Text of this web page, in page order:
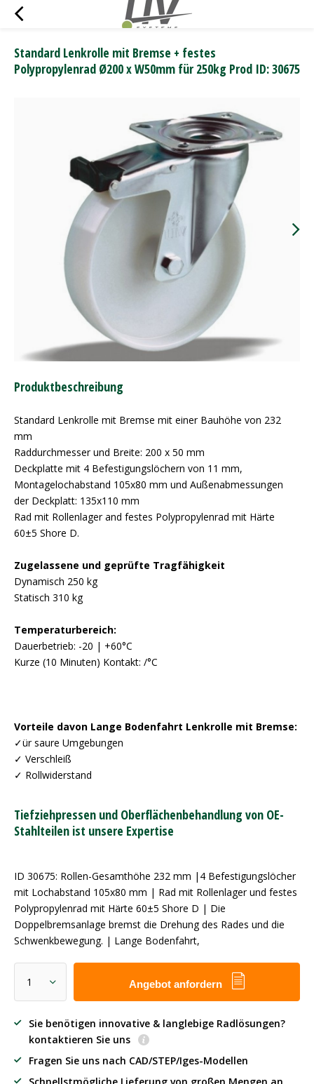
Standard Lenkrolle mit Bremse + festes
Polypropylenrad Ø200 x W50mm für 250kg Prod ID: 30675
Produktbeschreibung
Standard Lenkrolle mit Bremse mit einer Bauhöhe von 232
mm
Raddurchmesser und Breite: 200 x 50 mm
Deckplatte mit 4 Befestigungslöchern von 11 mm,
Montagelochabstand 105x80 mm und Außenabmessungen
der Deckplatt: 135x110 mm
Rad mit Rollenlager and festes Polypropylenrad mit Härte
60±5 Shore D.
Zugelassene und geprüfte Tragfähigkeit
Dynamisch 250 kg
Statisch 310 kg
Temperaturbereich:
Dauerbetrieb: -20 | +60°C
Kurze (10 Minuten) Kontakt: /°C
Vorteile davon Lange Bodenfahrt Lenkrolle mit Bremse:
✓ür saure Umgebungen
✓ Verschleiß
✓ Rollwiderstand
Tiefziehpressen und Oberflächenbehandlung von OE-
Stahlteilen ist unsere Expertise
ID 30675: Rollen-Gesamthöhe 232 mm |4 Befestigungslöcher
mit Lochabstand 105x80 mm | Rad mit Rollenlager und festes
Polypropylenrad mit Härte 60±5 Shore D | Die
Doppelbremsanlage bremst die Drehung des Rades und die
Schwenkbewegung. | Lange Bodenfahrt,
Angebot anfordern
Sie benötigen innovative & langlebige Radlösungen?
kontaktieren Sie uns
Fragen Sie uns nach CAD/STEP/Iges-Modellen